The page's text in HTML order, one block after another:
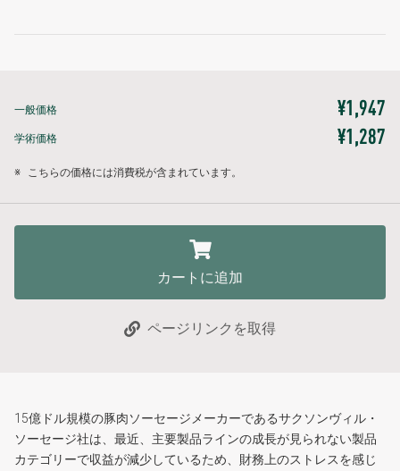
一般価格 ¥1,947
学術価格 ¥1,287
※ こちらの価格には消費税が含まれています。
カートに追加
ページリンクを取得
15億ドル規模の豚肉ソーセージメーカーであるサクソンヴィル・
ソーセージ社は、最近、主要製品ラインの成長が見られない製品
カテゴリーで収益が減少しているため、財務上のストレスを感じ